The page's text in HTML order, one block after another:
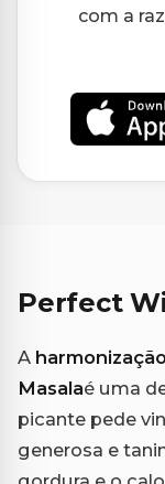
com a
Perfect
A
Masalaé uma
picante pede
generosa e